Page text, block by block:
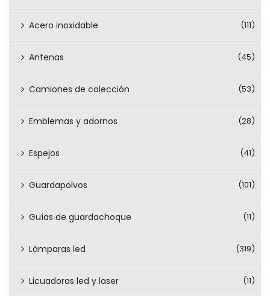
Acero inoxidable (111)
Antenas (45)
Camiones de colección (53)
Emblemas y adornos (28)
Espejos (41)
Guardapolvos (101)
Guías de guardachoque (11)
Lámparas led (319)
Licuadoras led y laser (11)